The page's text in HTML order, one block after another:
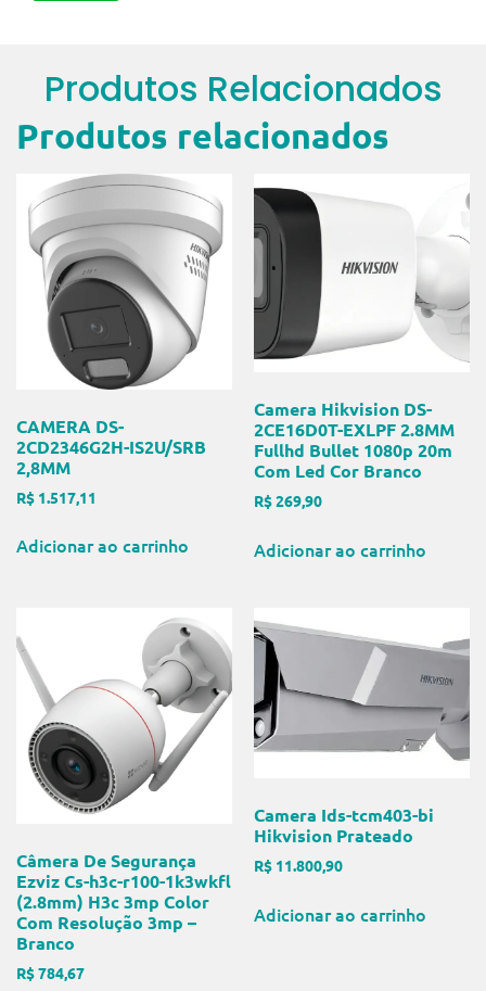
Produtos Relacionados
Produtos relacionados
CAMERA DS-
2CD2346G2H-IS2U/SRB
2,8MM
R$ 1.517,11
Adicionar ao carrinho
Camera Hikvision DS-
2CE16D0T-EXLPF 2.8MM
Fullhd Bullet 1080p 20m
Com Led Cor Branco
R$269,90
Adicionar ao carrinho
Câmera De Segurança
Ezviz Cs-h3c-r100-1k3wkfl
(2.8mm) H3c 3mp Color
Com Resolução 3mp –
Branco
R$784,67
Camera Ids-tcm403-bi
Hikvision Prateado
R$ 11.800,90
Adicionar ao carrinho